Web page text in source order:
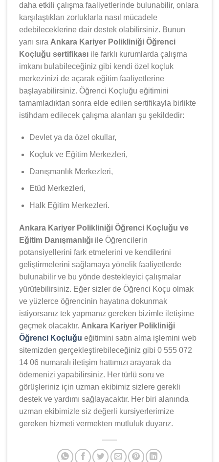
daha etkili çalışma faaliyetlerinde bulunabilir, onlara
karşılaştıkları zorluklarla nasıl mücadele
edebileceklerine dair destek olabilirsiniz. Bunun
yanı sıra Ankara Kariyer Polikliniği Öğrenci
Koçluğu sertifikası ile farklı kurumlarda çalışma
imkanı bulabileceğiniz gibi kendi özel koçluk
merkezinizi de açarak eğitim faaliyetlerine
başlayabilirsiniz. Öğrenci Koçluğu eğitimini
tamamladıktan sonra elde edilen sertifikayla birlikte
istihdam edilecek çalışma alanları şu şekildedir:
Devlet ya da özel okullar,
Koçluk ve Eğitim Merkezleri,
Danışmanlık Merkezleri,
Etüd Merkezleri,
Halk Eğitim Merkezleri.
Ankara Kariyer Polikliniği Öğrenci Koçluğu ve
Eğitim Danışmanlığı ile Öğrencilerin
potansiyellerini fark etmelerini ve kendilerini
geliştirmelerini sağlamaya yönelik faaliyetlerde
bulunabilir ve bu yönde destekleyici çalışmalar
yürütebilirsiniz. Eğer sizler de Öğrenci Koçu olmak
ve yüzlerce öğrencinin hayatına dokunmak
istiyorsanız tek yapmanız gereken bizimle iletişime
geçmek olacaktır. Ankara Kariyer Polikliniği
Öğrenci Koçluğu eğitimini satın alma işlemini web
sitemizden gerçekleştirebileceğiniz gibi 0 555 072
14 06 numaralı iletişim hattımızı arayarak da
ödemenizi yapabilirsiniz. Her türlü soru ve
görüşleriniz için uzman ekibimiz sizlere gerekli
destek ve yardımı sağlayacaktır. Her biri alanında
uzman ekibimizle siz değerli kursiyerlerimize
gereken hizmeti vermekten mutluluk duyarız.